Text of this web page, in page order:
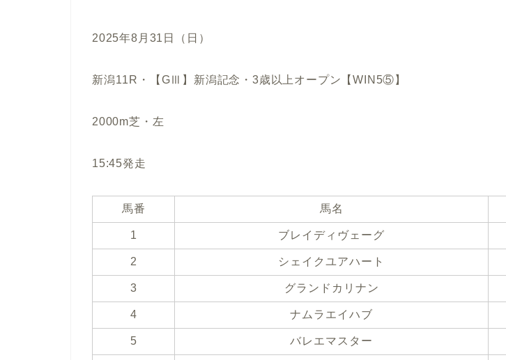
2025年8月31日（日）
新潟11R・【GⅢ】新潟記念・3歳以上オープン【WIN5⑤】
2000m芝・左
15:45発走
馬番 馬名
1 ブレイディヴェーグ
2 シェイクユアハート
3 グランドカリナン
4 ナムラエイハブ
5 バレエマスター